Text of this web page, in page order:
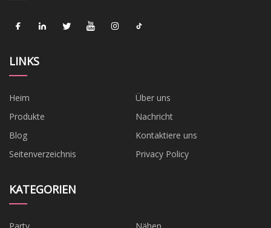
LINKS
Heim
Über uns
Produkte
Nachricht
Blog
Kontaktiere uns
Seitenverzeichnis
Privacy Policy
KATEGORIEN